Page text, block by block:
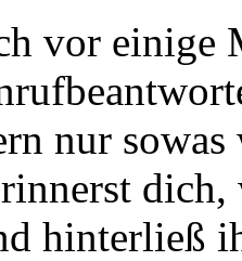
vor einige
nur
hinterließ